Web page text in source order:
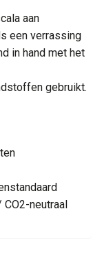
aan
een verrassing
in hand met het
gebruikt.
neutraal